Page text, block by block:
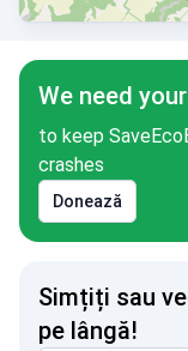
We need
to keep
crashes
Donează
Simțiți sau
pe lângă!